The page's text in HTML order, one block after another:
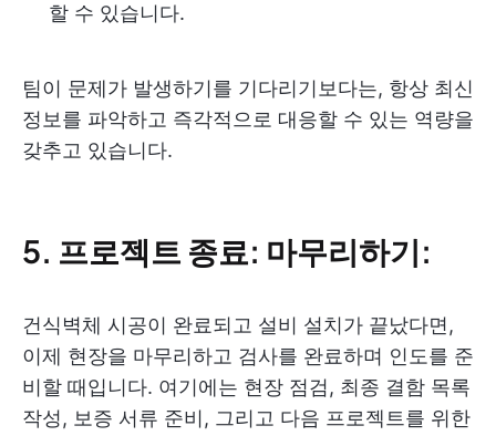
할 수 있습니다.
팀이 문제가 발생하기를 기다리기보다는, 항상 최신
정보를 파악하고 즉각적으로 대응할 수 있는 역량을
갖추고 있습니다.
5. 프로젝트 종료: 마무리하기:
건식벽체 시공이 완료되고 설비 설치가 끝났다면,
이제 현장을 마무리하고 검사를 완료하며 인도를 준
비할 때입니다. 여기에는 현장 점검, 최종 결함 목록
작성, 보증 서류 준비, 그리고 다음 프로젝트를 위한